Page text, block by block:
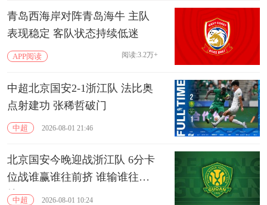
青岛西海岸对阵青岛海牛 主队
表现稳定 客队状态持续低迷
APP阅读 阅读:3.2万+
中超北京国安2-1浙江队 法比奥
点射建功 张稀哲破门
中超 2026-08-01 21:46
北京国安今晚迎战浙江队 6分卡
位战谁赢谁往前挤 谁输谁往下
掉中超 2026-08-01 10:24